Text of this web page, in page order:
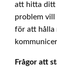
att hitta ditt
problem
för att hålla
Frågor att